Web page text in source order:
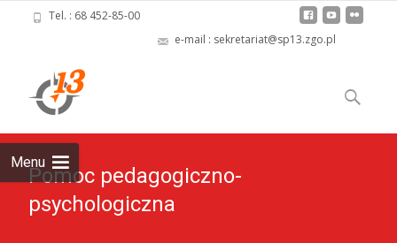
Tel. : 68 452-85-00
e-mail : sekretariat@sp13.zgo.pl
Menu
to
content
Szukaj:
Pomoc pedagogiczno-
psychologiczna